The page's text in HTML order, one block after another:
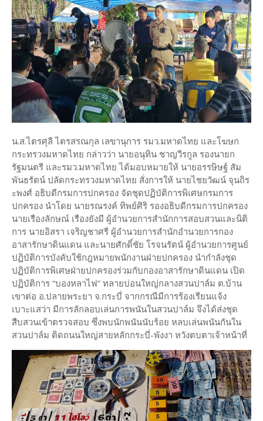
น.ส.ไตรศุลี ไตรสรณกุล เลขานุการ รมว.มหาดไทย และโฆษก
กระทรวงมหาดไทย กล่าวว่า นายอนุทิน ชาญวีรกูล รองนายก
รัฐมนตรี และรมว.มหาดไทย ได้มอบหมายให้ นายอรรษิษฐ์ สัม
พันธรัตน์ ปลัดกระทรวงมหาดไทย สั่งการให้ นายไชยวัฒน์ จุนถิร
ะพงศ์ อธิบดีกรมการปกครอง จัดชุดปฏิบัติการพิเศษกรมการ
ปกครอง นำโดย นายรณรงค์ ทิพย์ศิริ รองอธิบดีกรมการปกครอง
นายเรืองลักษณ์ เรืองยังมี ผู้อำนวยการสำนักการสอบสวนและนิติ
การ นายอิสรา เจริญชาศรี ผู้อำนวยการสำนักอำนวยการกอง
อาสารักษาดินแดน และนายศักดิ์ชัย โรจนรัตน์ ผู้อำนวยการศูนย์
ปฏิบัติการบังคับใช้กฎหมายพนักงานฝ่ายปกครอง นำกำลังชุด
ปฏิบัติการพิเศษฝ่ายปกครองร่วมกับกองอาสารักษาดินแดน เปิด
ปฏิบัติการ “บองหลาไฟ” ทลายบ่อนใหญ่กลางสวนปาล์ม ต.บ้าน
เขาต่อ อ.ปลายพระยา จ.กระบี่ จากกรณีมีการร้องเรียนแจ้ง
เบาะแสว่า มีการลักลอบเล่นการพนันในสวนปาล์ม จึงได้ส่งชุด
สืบสวนเข้าตรวจสอบ ซึ่งพบนักพนันนับร้อย หลบเล่นพนันกันใน
สวนปาล์ม ติดถนนใหญ่สายหลักกระบี่-พังงา หวังตบตาเจ้าหน้าที่